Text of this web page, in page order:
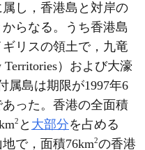
し，香港島と対岸の
らなる。うち香港島
リスの領土で，九竜
）および大濠
属島は期限が1997年6
あった。香港の全面積
2 と 大部分を占める
で，面積76km2の香港